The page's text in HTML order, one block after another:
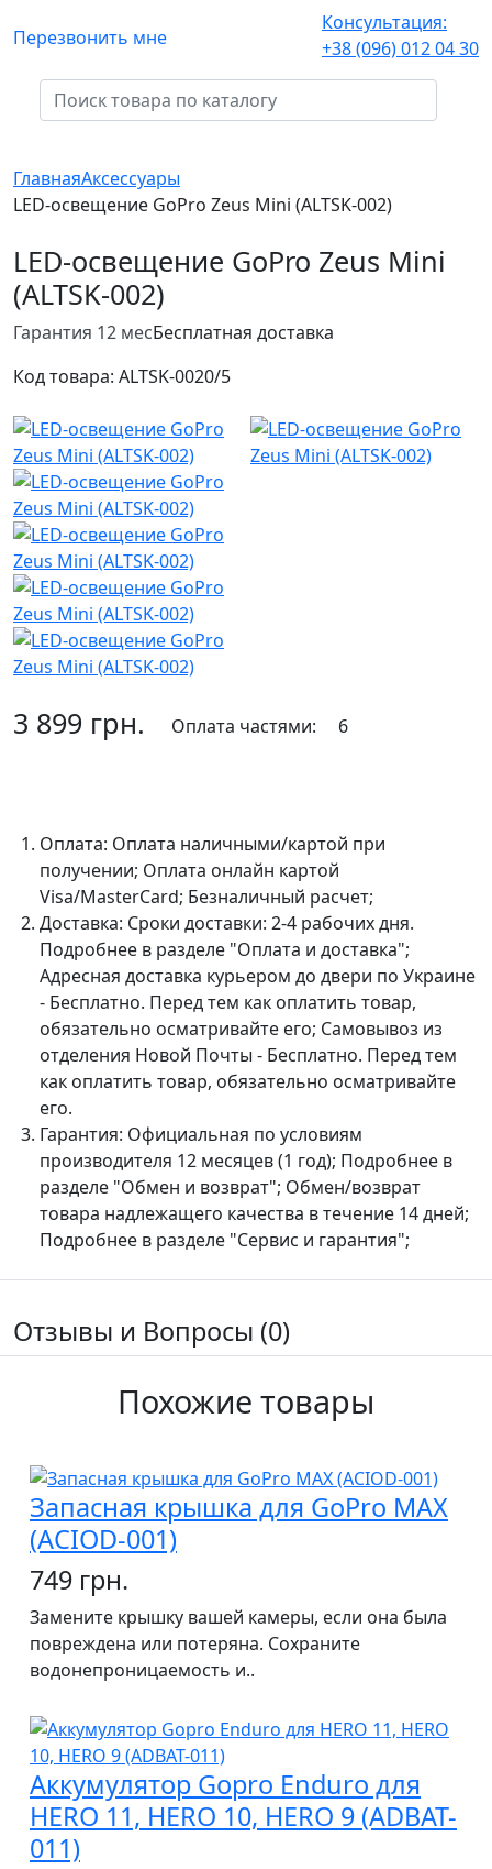
Перезвонить мне
Консультация:
+38 (096) 012 04 30
ГлавнаяАксессуары
LED-освещение GoPro Zeus Mini (ALTSK-002)
LED-освещение GoPro Zeus Mini
(ALTSK-002)
Гарантия 12 месБесплатная доставка
Код товара: ALTSK-0020/5
3 899 грн. Оплата частями: 6
Оплата: Оплата наличными/картой при
получении; Оплата онлайн картой
Visa/MasterCard; Безналичный расчет;
Доставка: Сроки доставки: 2-4 рабочих дня.
Подробнее в разделе "Оплата и доставка";
Адресная доставка курьером до двери по Украине
- Бесплатно. Перед тем как оплатить товар,
обязательно осматривайте его; Самовывоз из
отделения Новой Почты - Бесплатно. Перед тем
как оплатить товар, обязательно осматривайте
его.
Гарантия: Официальная по условиям
производителя 12 месяцев (1 год); Подробнее в
разделе "Обмен и возврат"; Обмен/возврат
товара надлежащего качества в течение 14 дней;
Подробнее в разделе "Сервис и гарантия";
Отзывы и Вопросы (0)
Похожие товары
Запасная крышка для GoPro MAX
(ACIOD-001)
749 грн.
Замените крышку вашей камеры, если она была
повреждена или потеряна. Сохраните
водонепроницаемость и..
Аккумулятор Gopro Enduro для
HERO 11, HERO 10, HERO 9 (ADBAT-
011)